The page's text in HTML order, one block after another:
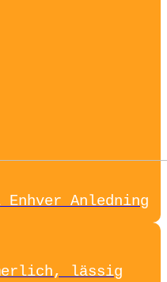
Anledning
lässig